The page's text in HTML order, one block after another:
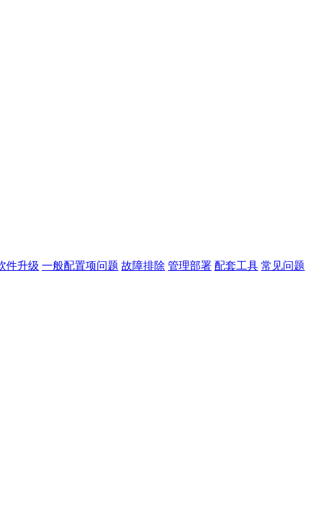
件升级 一般配置项问题 故障排除 管理部署 配套工具 常见问题